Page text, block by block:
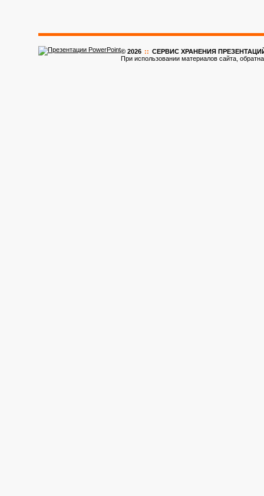
© 2026 :: CЕРВИС ХРАНЕНИЯ ПРЕЗЕНТАЦИЙ
При использовании материалов сайта,